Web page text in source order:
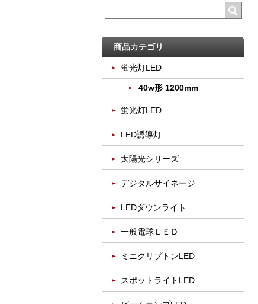
商品カテゴリ
蛍光灯LED
40w形 1200mm
蛍光灯LED
LED誘導灯
太陽光シリーズ
デジタルサイネージ
LEDダウンライト
一般電球ＬＥＤ
ミニクリプトンLED
スポットライトLED